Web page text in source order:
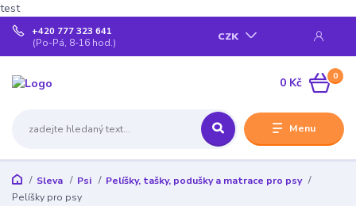
test
Menu
CZK
+420 777 323 641
(Po-Pá, 8-16 hod.)
0
0 Kč
Sleva Psi
Pelíšky, tašky, podušky a matrace pro psy
Pelíšky pro psy